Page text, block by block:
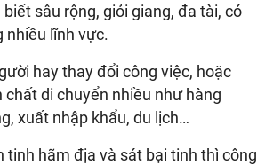
sâu rộng, giỏi giang, đa tài, có
nhiều lĩnh vực.
hay thay đổi công việc, hoặc
chất di chuyển nhiều như hàng
xuất nhập khẩu, du lịch…
tinh hãm địa và sát bại tinh thì công